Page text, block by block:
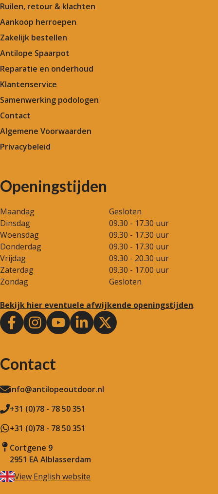
Ruilen, retour & klachten
Aankoop herroepen
Zakelijk bestellen
Antilope Spaarpot
Reparatie en onderhoud
Klantenservice
Samenwerking podologen
Contact
Algemene Voorwaarden
Privacybeleid
Openingstijden
Maandag
Gesloten
Dinsdag
09.30 - 17.30 uur
Woensdag
09.30 - 17.30 uur
Donderdag
09.30 - 17.30 uur
Vrijdag
09.30 - 20.30 uur
Zaterdag
09.30 - 17.00 uur
Zondag
Gesloten
Bekijk hier eventuele afwijkende openingstijden.
Contact
info@antilopeoutdoor.nl
+31 (0)78 - 78 50 351
+31 (0)78 - 78 50 351
Cortgene 9
2951 EA Alblasserdam
View English website